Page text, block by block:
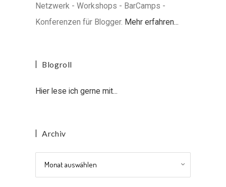
Netzwerk - Workshops - BarCamps -
Konferenzen für Blogger. Mehr erfahren...
Blogroll
Hier lese ich gerne mit...
Archiv